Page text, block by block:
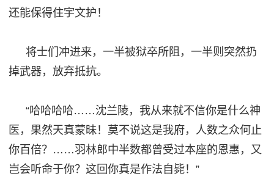
还能保得住宇文护 ！
将士们冲进来，一半被狱卒所阻，一半则突然扔
掉武器，放弃抵抗。
“哈哈哈哈……沈兰陵，我从来就不信你是什么神
医，果然天真蒙昧！莫不说这是我府，人数之众何止
你百倍？……羽林郎中半数都曾受过本座的恩惠，又
岂会听命于你？这回你真是作法自毙！”